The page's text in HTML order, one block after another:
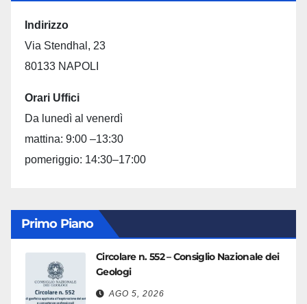
Indirizzo
Via Stendhal, 23
80133 NAPOLI
Orari Uffici
Da lunedì al venerdì
mattina: 9:00 –13:30
pomeriggio: 14:30–17:00
Primo Piano
Circolare n. 552 – Consiglio Nazionale dei
Geologi
AGO 5, 2026